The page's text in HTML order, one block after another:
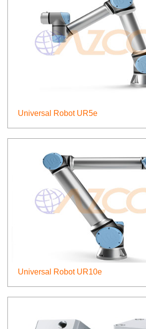
Universal Robot UR5e
Universal Robot UR10e